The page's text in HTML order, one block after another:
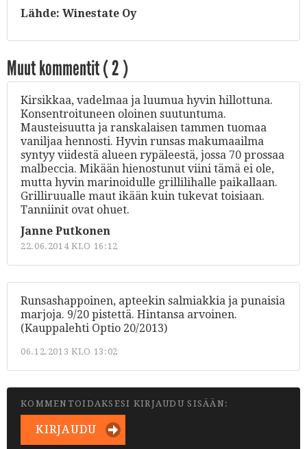
Lähde: Winestate Oy
Muut kommentit (2)
Kirsikkaa, vadelmaa ja luumua hyvin hillottuna.
Konsentroituneen oloinen suutuntuma.
Mausteisuutta ja ranskalaisen tammen tuomaa
vaniljaa hennosti. Hyvin runsas makumaailma
syntyy viidestä alueen rypäleestä, jossa 70 prossaa
malbeccia. Mikään hienostunut viini tämä ei ole,
mutta hyvin marinoidulle grillilihalle paikallaan.
Grilliruualle maut ikään kuin tukevat toisiaan.
Tanniinit ovat ohuet.
Janne Putkonen
22.06.2014 KLO 16:12
Runsashappoinen, apteekin salmiakkia ja punaisia
marjoja. 9/20 pistettä. Hintansa arvoinen.
(Kauppalehti Optio 20/2013)
06.12.2013 KLO 13:02
KOMMENTOIDAKSESI KIRJAUDU SISÄÄN:
KIRJAUDU